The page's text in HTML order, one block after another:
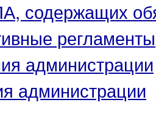
содержащих
регламенты
администрации
администрации